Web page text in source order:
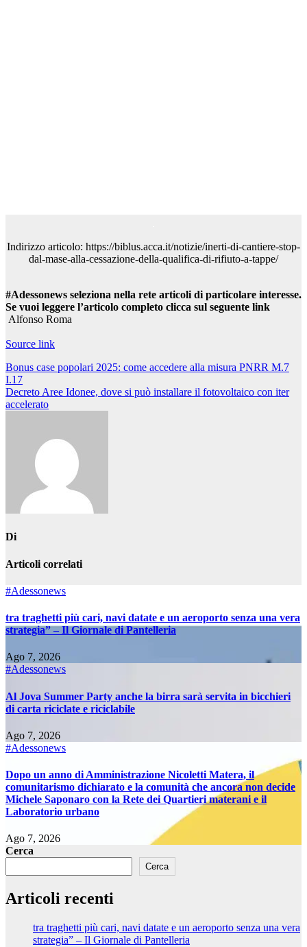
Indirizzo articolo: https://biblus.acca.it/notizie/inerti-di-cantiere-stop-
dal-mase-alla-cessazione-della-qualifica-di-rifiuto-a-tappe/
#Adessonews seleziona nella rete articoli di particolare interesse.
Se vuoi leggere l’articolo completo clicca sul seguente link
Alfonso Roma
Source link
Navigazione
articoli
Bonus case popolari 2025: come accedere alla misura PNRR M.7
I.17
Decreto Aree Idonee, dove si può installare il fotovoltaico con iter
accelerato
Di
Articoli correlati
#Adessonews
tra traghetti più cari, navi datate e un aeroporto senza una vera
strategia” – Il Giornale di Pantelleria
Ago 7, 2026
#Adessonews
Al Jova Summer Party anche la birra sarà servita in bicchieri
di carta riciclate e riciclabile
Ago 7, 2026
#Adessonews
Dopo un anno di Amministrazione Nicoletti Matera, il
comunitarismo dichiarato e la comunità che ancora non decide
Michele Saponaro con la Rete dei Quartieri materani e il
Laboratorio urbano
Ago 7, 2026
Cerca
Cerca
Articoli recenti
tra traghetti più cari, navi datate e un aeroporto senza una vera
strategia” – Il Giornale di Pantelleria